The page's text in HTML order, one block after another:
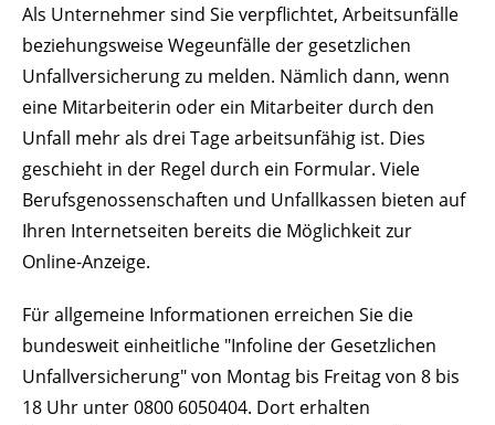
Als Unternehmer sind Sie verpflichtet, Arbeitsunfälle
beziehungsweise Wegeunfälle der gesetzlichen
Unfallversicherung zu melden. Nämlich dann, wenn
eine Mitarbeiterin oder ein Mitarbeiter durch den
Unfall mehr als drei Tage arbeitsunfähig ist. Dies
geschieht in der Regel durch ein Formular. Viele
Berufsgenossenschaften und Unfallkassen bieten auf
Ihren Internetseiten bereits die Möglichkeit zur
Online-Anzeige.
Für allgemeine Informationen erreichen Sie die
bundesweit einheitliche "Infoline der Gesetzlichen
Unfallversicherung" von Montag bis Freitag von 8 bis
18 Uhr unter 0800 6050404. Dort erhalten